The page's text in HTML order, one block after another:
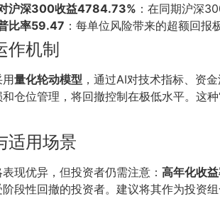
沪深300收益4784.73% ：在同期沪深
比率59.47 ：每单位风险带来的超额回报
作机制
量化轮动模型 ，通过AI对技术指标、资
仓位管理，将回撤控制在极低水平。这
适用场景
现优异，但投资者仍需注意： 高年化收
阶段性回撤的投资者。建议将其作为投资